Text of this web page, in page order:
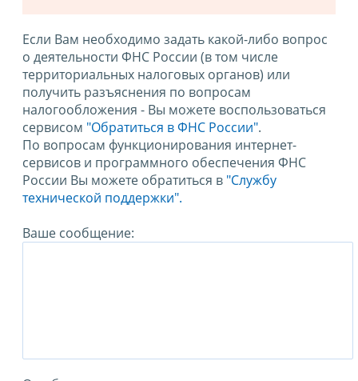
Если Вам необходимо задать какой-либо вопрос
о деятельности ФНС России (в том числе
территориальных налоговых органов) или
получить разъяснения по вопросам
налогообложения - Вы можете воспользоваться
сервисом "Обратиться в ФНС России".
По вопросам функционирования интернет-
сервисов и программного обеспечения ФНС
России Вы можете обратиться в "Службу
технической поддержки".
Ваше сообщение: